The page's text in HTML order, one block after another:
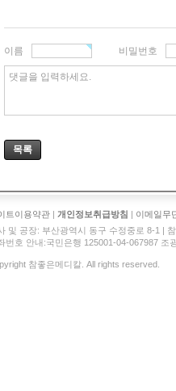
이름 비밀번호
댓글을 입력하세요.
목록
트이용약관 | 개인정보취급방침 | 이메일무
및 공장: 부산광역시 동구 수정중로 8-1 |
번호 안내:국민은행 125001-04-067987 조
참좋은메디칼. All rights reserved.